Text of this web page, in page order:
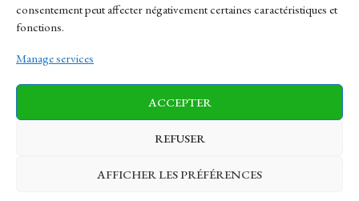
consentement peut affecter négativement certaines caractéristiques et
fonctions.
Manage services
ACCEPTER
REFUSER
AFFICHER LES PRÉFÉRENCES
Sitemap
News Finance-Marches Politics
Business Tech Health Sports Travel
© 1997-2026 - lepolitique.net. All Rights Reserved.